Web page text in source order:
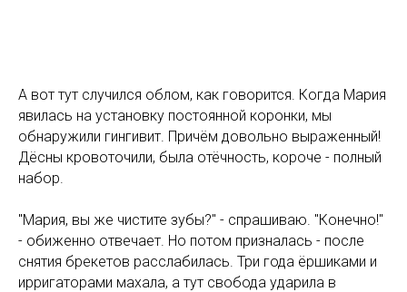
А вот тут случился облом, как говорится. Когда Мария
явилась на установку постоянной коронки, мы
обнаружили гингивит. Причём довольно выраженный!
Дёсны кровоточили, была отёчность, короче - полный
набор.
"Мария, вы же чистите зубы?" - спрашиваю. "Конечно!"
- обиженно отвечает. Но потом призналась - после
снятия брекетов расслабилась. Три года ёршиками и
ирригаторами махала, а тут свобода ударила в